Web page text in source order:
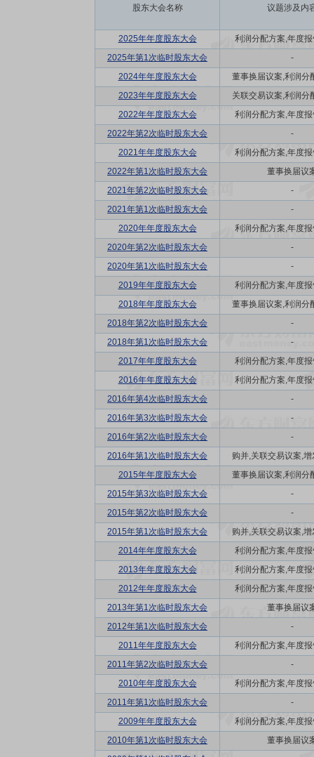
股东大会名称 议题涉及内
2025年年度股东大会
利润分配方案,年度
2025年第1次临时股东大会
-
2024年年度股东大会
董事换届议案,利润分
2023年年度股东大会
关联交易议案,利润分
2022年年度股东大会
利润分配方案,年度
2022年第2次临时股东大会
-
2021年年度股东大会
利润分配方案,年度
2022年第1次临时股东大会
董事换届议
2021年第2次临时股东大会
-
2021年第1次临时股东大会
-
2020年年度股东大会
利润分配方案,年度
2020年第2次临时股东大会
-
2020年第1次临时股东大会
-
2019年年度股东大会
利润分配方案,年度
2018年年度股东大会
董事换届议案,利润分
2018年第2次临时股东大会
-
2018年第1次临时股东大会
-
2017年年度股东大会
利润分配方案,年度
2016年年度股东大会
利润分配方案,年度
2016年第4次临时股东大会
-
2016年第3次临时股东大会
-
2016年第2次临时股东大会
-
2016年第1次临时股东大会
购并,关联交易议案,
2015年年度股东大会
董事换届议案,利润分
2015年第3次临时股东大会
-
2015年第2次临时股东大会
-
2015年第1次临时股东大会
购并,关联交易议案,
2014年年度股东大会
利润分配方案,年度
2013年年度股东大会
利润分配方案,年度
2012年年度股东大会
利润分配方案,年度
2013年第1次临时股东大会
董事换届议
2012年第1次临时股东大会
-
2011年年度股东大会
利润分配方案,年度
2011年第2次临时股东大会
-
2010年年度股东大会
利润分配方案,年度
2011年第1次临时股东大会
-
2009年年度股东大会
利润分配方案,年度
2010年第1次临时股东大会
董事换届议